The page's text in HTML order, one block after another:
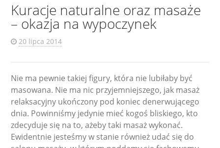
Kuracje naturalne oraz masaże
– okazja na wypoczynek
20 lipca 2014
Nie ma pewnie takiej figury, która nie lubiłaby być
masowana. Nie ma nic przyjemniejszego, jak masaż
relaksacyjny ukończony pod koniec denerwującego
dnia. Powinniśmy jedynie mieć kogoś bliskiego, kto
zdecyduje się na to, ażeby taki masaż wykonać.
Ewidentnie jesteśmy w stanie również udać się do